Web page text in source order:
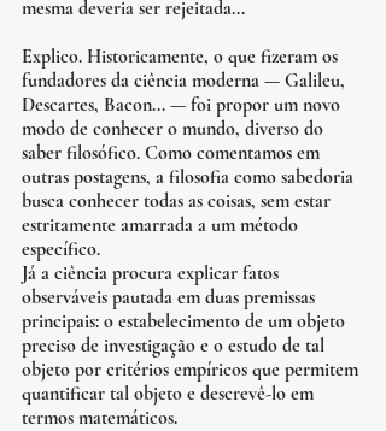
mesma deveria ser rejeitada...
Explico. Historicamente, o que fizeram os
fundadores da ciência moderna — Galileu,
Descartes, Bacon... — foi propor um novo
modo de conhecer o mundo, diverso do
saber filosófico. Como comentamos em
outras postagens, a filosofia como sabedoria
busca conhecer todas as coisas, sem estar
estritamente amarrada a um método
específico.
Já a ciência procura explicar fatos
observáveis pautada em duas premissas
principais: o estabelecimento de um objeto
preciso de investigação e o estudo de tal
objeto por critérios empíricos que permitem
quantificar tal objeto e descrevê-lo em
termos matemáticos.